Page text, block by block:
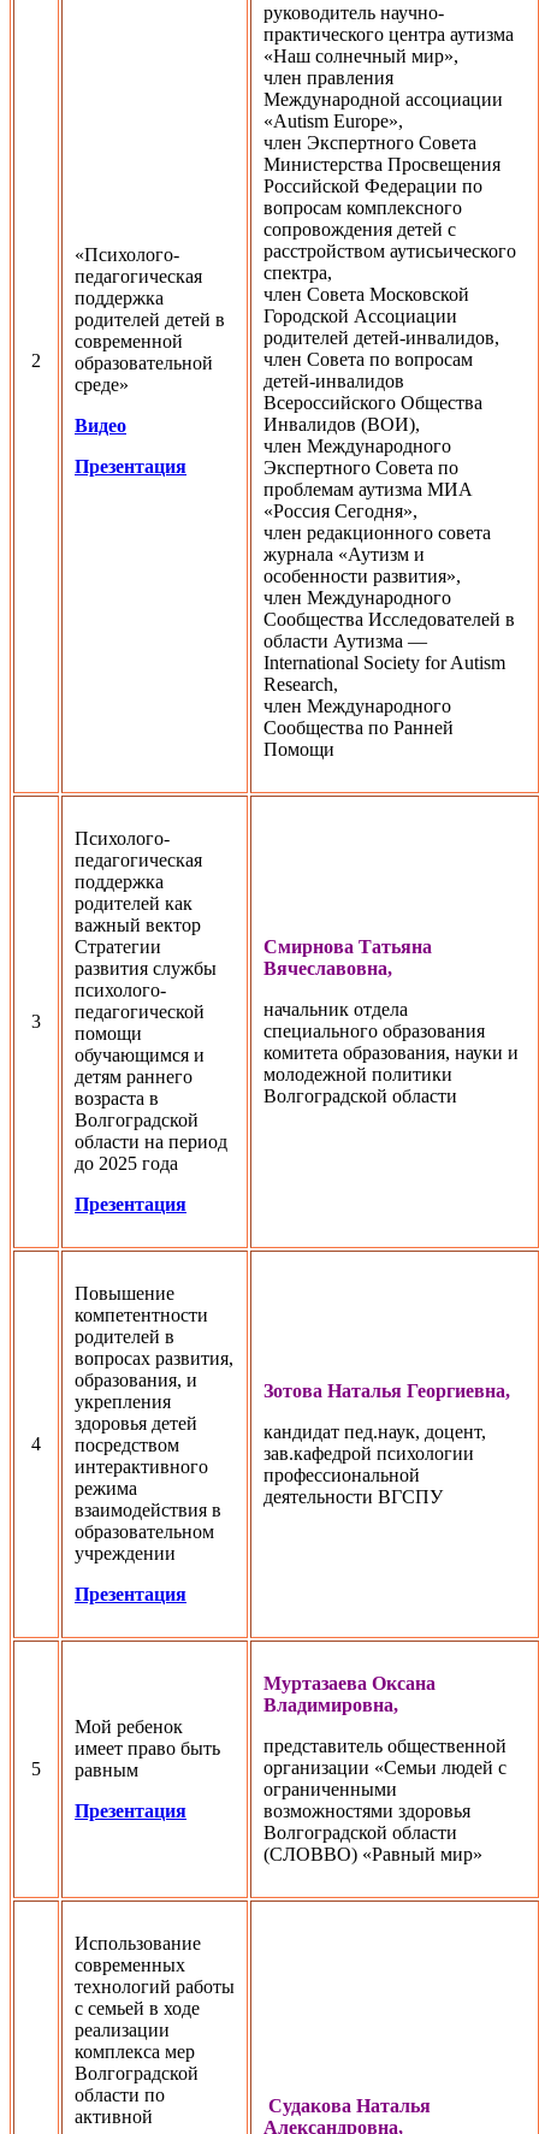
2
«Психолого-
педагогическая
поддержка
родителей детей в
современной
образовательной
среде»
Видео
Презентация
руководитель научно-
практического центра аутизма
«Наш солнечный мир»,
член правления
Международной ассоциации
«Autism Europe»,
член Экспертного Совета
Министерства Просвещения
Российской Федерации по
вопросам комплексного
сопровождения детей с
расстройством аутисьического
спектра,
член Совета Московской
Городской Ассоциации
родителей детей-инвалидов,
член Совета по вопросам
детей-инвалидов
Всероссийского Общества
Инвалидов (ВОИ),
член Международного
Экспертного Совета по
проблемам аутизма МИА
«Россия Сегодня»,
член редакционного совета
журнала «Аутизм и
особенности развития»,
член Международного
Сообщества Исследователей в
области Аутизма —
International Society for Autism
Research,
член Международного
Сообщества по Ранней
Помощи
3
Психолого-
педагогическая
поддержка
родителей как
важный вектор
Стратегии
развития службы
психолого-
педагогической
помощи
обучающимся и
детям раннего
возраста в
Волгоградской
области на период
до 2025 года
Презентация
Смирнова Татьяна
Вячеславовна,
начальник отдела
специального образования
комитета образования, науки и
молодежной политики
Волгоградской области
4
Повышение
компетентности
родителей в
вопросах развития,
образования, и
укрепления
здоровья детей
посредством
интерактивного
режима
взаимодействия в
образовательном
учреждении
Презентация
Зотова Наталья Георгиевна,
кандидат пед.наук, доцент,
зав.кафедрой психологии
профессиональной
деятельности ВГСПУ
5
Мой ребенок
имеет право быть
равным
Презентация
Муртазаева Оксана
Владимировна,
представитель общественной
организации «Семьи людей с
ограниченными
возможностями здоровья
Волгоградской области
(СЛОВВО) «Равный мир»
Использование
современных
технологий работы
с семьей в ходе
реализации
комплекса мер
Волгоградской
области по
активной
Судакова Наталья
Александровна,